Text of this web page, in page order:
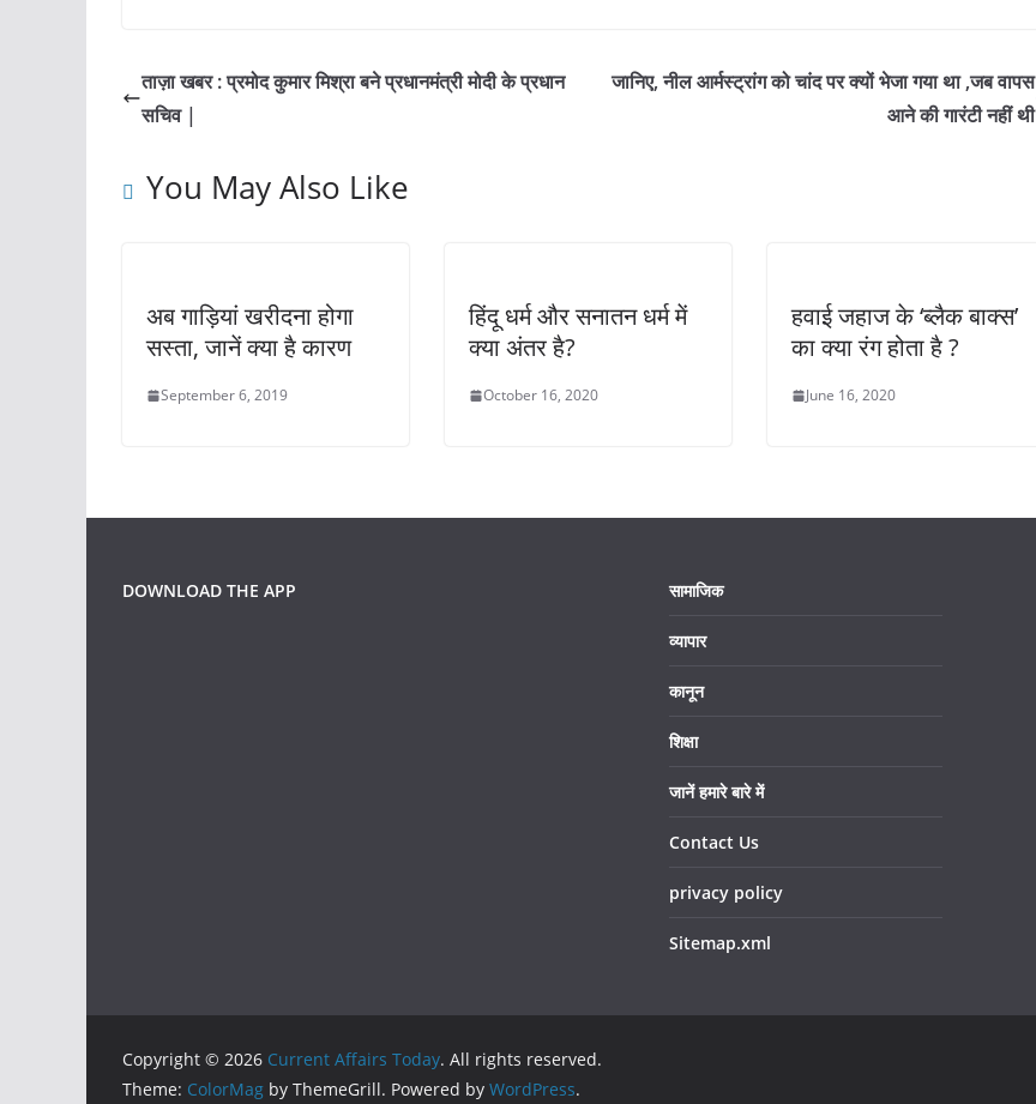
e
b
o
s
p
er e l e
ताज़ा खबर : प्रमोद कुमार मिश्रा बने प्रधानमंत्री मोदी के प्रधान
सचिव |
जानिए, नील आर्मस्ट्रांग को चांद पर क्यों भेजा गया था ,जब वापस
आने की गारंटी नहीं थी
You May Also Like
अब गाड़ियां खरीदना होगा
सस्ता, जानें क्या है कारण
September 6, 2019
हिंदू धर्म और सनातन धर्म में
क्या अंतर है?
October 16, 2020
हवाई जहाज के ‘ब्लैक बाक्स’
का क्या रंग होता है ?
June 16, 2020
DOWNLOAD THE APP सामाजिक
व्यापार
कानून
शिक्षा
जानें हमारे बारे में
Contact Us
privacy policy
Sitemap.xml
Copyright © 2026 Current Affairs Today. All rights reserved.
Theme: ColorMag by ThemeGrill. Powered by WordPress.